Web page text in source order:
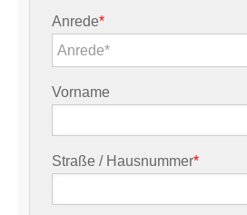
Anrede*
Anrede*
Vorname
Straße / Hausnummer*